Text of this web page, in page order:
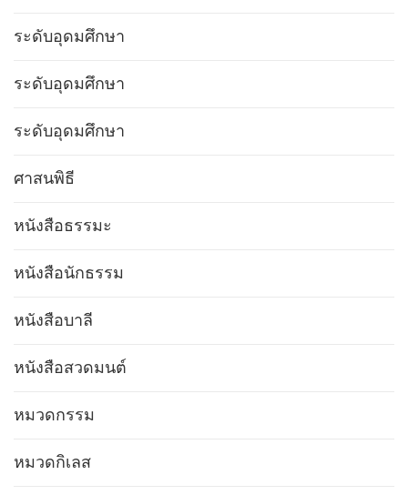
ระดับอุดมศึกษา
ระดับอุดมศึกษา
ระดับอุดมศึกษา
ศาสนพิธี
หนังสือธรรมะ
หนังสือนักธรรม
หนังสือบาลี
หนังสือสวดมนต์
หมวดกรรม
หมวดกิเลส